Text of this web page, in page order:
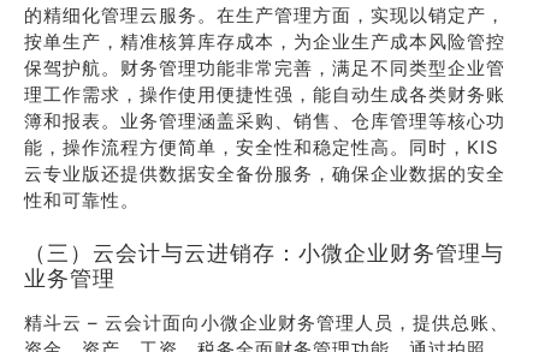
的精细化管理云服务。在生产管理方面，实现以销定产，
按单生产，精准核算库存成本，为企业生产成本风险管控
保驾护航。财务管理功能非常完善，满足不同类型企业管
理工作需求，操作使用便捷性强，能自动生成各类财务账
簿和报表。业务管理涵盖采购、销售、仓库管理等核心功
能，操作流程方便简单，安全性和稳定性高。同时，KIS
云专业版还提供数据安全备份服务，确保企业数据的安全
性和可靠性。
（三）云会计与云进销存：小微企业财务管理与
业务管理
精斗云 – 云会计面向小微企业财务管理人员，提供总账、